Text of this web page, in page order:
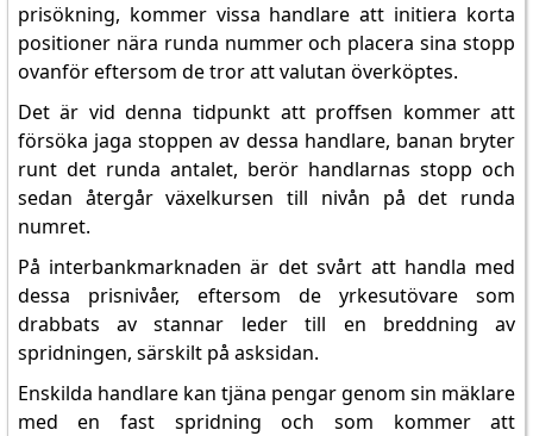
prisökning, kommer vissa handlare att initiera korta
positioner nära runda nummer och placera sina stopp
ovanför eftersom de tror att valutan överköptes.
Det är vid denna tidpunkt att proffsen kommer att
försöka jaga stoppen av dessa handlare, banan bryter
runt det runda antalet, berör handlarnas stopp och
sedan återgår växelkursen till nivån på det runda
numret.
På interbankmarknaden är det svårt att handla med
dessa prisnivåer, eftersom de yrkesutövare som
drabbats av stannar leder till en breddning av
spridningen, särskilt på asksidan.
Enskilda handlare kan tjäna pengar genom sin mäklare
med en fast spridning och som kommer att